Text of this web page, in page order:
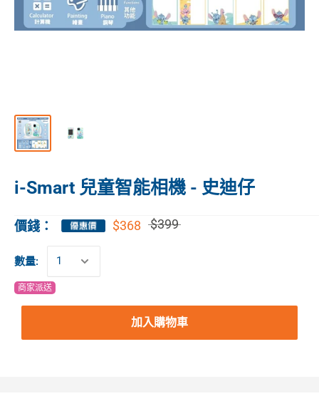
i-Smart 兒童智能相機 - 史迪仔
價錢： $368 $399
數量:
商家派送
加入購物車